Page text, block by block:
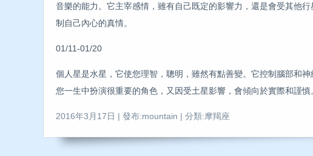
音樂的能力。它主宰感情，雖有自己既定的影響力，還是會受其他
制自己內心的真情。
01/11-01/20
個人星是水星，它使您理智，聰明，雖然有點善變。它控制腦部和
您一生中扮演很重要的角色，又因受土星影響，會傾向於實際和謹慎
2016年3月17日 | 發布:mountain | 分類:摩羯座